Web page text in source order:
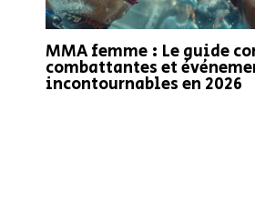
MMA femme : Le guide
combattantes et
incontournables en 2026